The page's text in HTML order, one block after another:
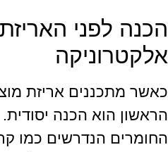
הכנה לפני
אלקטרוניקה
כאשר מתכננים אריזת
הראשון הוא הכנה
החומרים הנדרשים כמו